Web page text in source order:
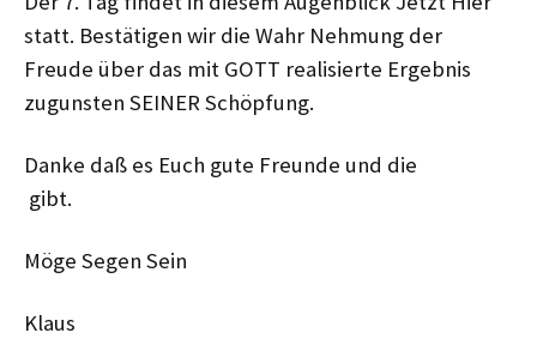
statt. Bestätigen wir die Wahr Nehmung der
Freude über das mit GOTT realisierte Ergebnis
zugunsten SEINER Schöpfung.
Danke daß es Euch gute Freunde und die
gibt.
Möge Segen Sein
Klaus